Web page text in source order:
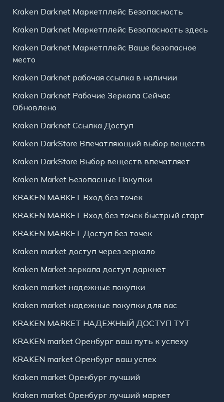
Kraken Darknet Маркетплейс Безопасность
Kraken Darknet Маркетплейс Безопасность здесь
Kraken Darknet Маркетплейс Ваше безопасное
место
Kraken Darknet рабочая ссылка в наличии
Kraken Darknet Рабочие Зеркала Сейчас
Обновлено
Kraken Darknet Ссылка Доступ
Kraken DarkStore Впечатляющий выбор веществ
Kraken DarkStore Выбор веществ впечатляет
Kraken Market Безопасные Покупки
KRAKEN MARKET Вход без точек
KRAKEN MARKET Вход без точек быстрый старт
KRAKEN MARKET Доступ без точек
Kraken market доступ через зеркало
Kraken Market зеркала доступ даркнет
Kraken market надежные покупки
Kraken market надежные покупки для вас
KRAKEN MARKET НАДЕЖНЫЙ ДОСТУП ТУТ
KRAKEN market Оренбург ваш путь к успеху
KRAKEN market Оренбург ваш успех
Kraken market Оренбург лучший
Kraken market Оренбург лучший маркет